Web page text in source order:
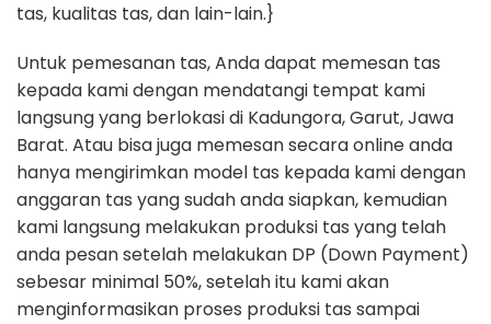
tas, kualitas tas, dan lain-lain.}
Untuk pemesanan tas, Anda dapat memesan tas
kepada kami dengan mendatangi tempat kami
langsung yang berlokasi di Kadungora, Garut, Jawa
Barat. Atau bisa juga memesan secara online anda
hanya mengirimkan model tas kepada kami dengan
anggaran tas yang sudah anda siapkan, kemudian
kami langsung melakukan produksi tas yang telah
anda pesan setelah melakukan DP (Down Payment)
sebesar minimal 50%, setelah itu kami akan
menginformasikan proses produksi tas sampai